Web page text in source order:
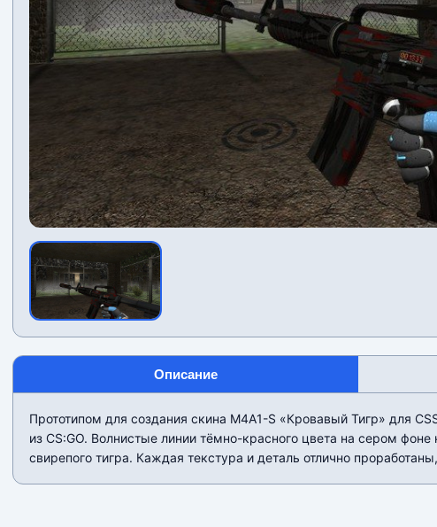
Описание
Прототипом для создания скина M4A1-S «Кровавый Тигр» для
из CS:GO. Волнистые линии тëмно-красного цвета на сером
свирепого тигра. Каждая текстура и деталь отлично